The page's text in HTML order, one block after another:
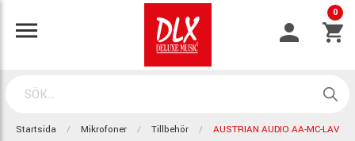
0
Startsida Mikrofoner Tillbehör AUSTRIAN AUDIO AA-MC-LAV